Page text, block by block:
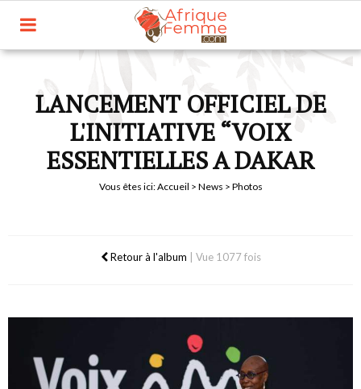
LANCEMENT OFFICIEL DE
L'INITIATIVE “VOIX
ESSENTIELLES A DAKAR
Vous êtes ici:Accueil > News > Photos
Retour à l'album Vue 1077 fois